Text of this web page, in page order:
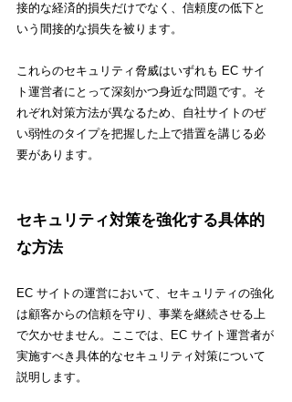
接的な経済的損失だけでなく、信頼度の低下と
いう間接的な損失を被ります。
これらのセキュリティ脅威はいずれも EC サイ
ト運営者にとって深刻かつ身近な問題です。そ
れぞれ対策方法が異なるため、自社サイトのぜ
い弱性のタイプを把握した上で措置を講じる必
要があります。
セキュリティ対策を強化する具体的
な方法
EC サイトの運営において、セキュリティの強化
は顧客からの信頼を守り、事業を継続させる上
で欠かせません。ここでは、EC サイト運営者が
実施すべき具体的なセキュリティ対策について
説明します。